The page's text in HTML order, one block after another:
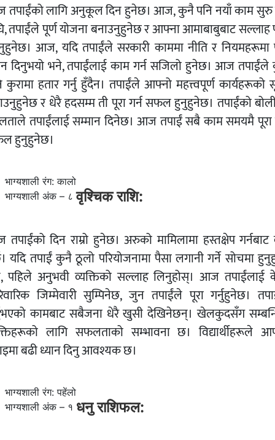
लागि अनुकूल दिन हुनेछ। आज, कुनै पनि नयाँ काम सुरु
तपाईंले पूर्ण योजना बनाउनुहुनेछ र आफ्ना आमाबाबुबाट सल्लाह
आज, यदि तपाईंले सरकारी काममा नीति र नियमहरूमा
दिनुभयो भने, तपाईंलाई काम गर्न सजिलो हुनेछ। आज
कुरामा हतार गर्नु हुँदैन। तपाईंले आफ्नो महत्त्वपूर्ण कार्यहरूको
र धेरै हदसम्म ती पूरा गर्न सफल हुनुहुनेछ। तपाईंको
तपाईंलाई सम्मान दिनेछ। आज तपाईं सबै काम समयमै पूरा
हुनुहुनेछ।
भाग्यशाली रंग: कालो
भाग्यशाली अंक – ८ वृश्चिक राशि:
दिन राम्रो हुनेछ। अरुको मामिलामा हस्तक्षेप गर्नबाट
यदि तपाईं कुनै ठूलो परियोजनामा ​​पैसा लगानी गर्ने सोचमा
पहिले अनुभवी व्यक्तिको सल्लाह लिनुहोस्। आज तपाईंलाई
जिम्मेवारी सुम्पिनेछ, जुन तपाईंले पूरा गर्नुहुनेछ।
कामबाट सबैजना धेरै खुसी देखिनेछन्। खेलकुदसँग
लागि सफलताको सम्भावना छ। विद्यार्थीहरूले
बढी ध्यान दिनु आवश्यक छ।
भाग्यशाली रंग: पहेंलो
भाग्यशाली अंक – १ धनु राशिफल: